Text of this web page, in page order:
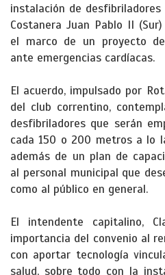
instalación de
Costanera Juan Pablo II
el marco de un proyecto
ante emergencias cardíacas.
El acuerdo, impulsado por
del club correntino,
desfibriladores que serán
cada 150 o 200 metros a lo
además de un plan de
al personal municipal que
como al público en general.
El intendente capitalino,
importancia del convenio al
con aportar tecnología
salud, sobre todo con la